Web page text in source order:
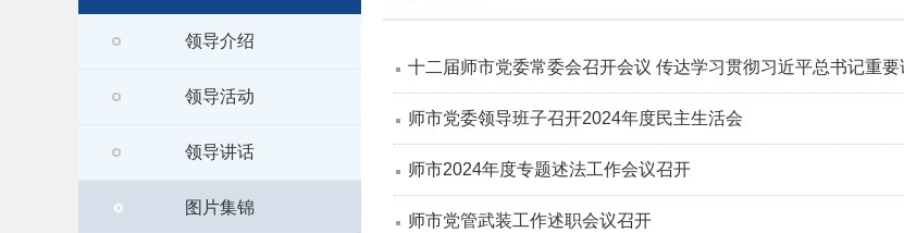
领导介绍
领导活动
领导讲话
图片集锦
十二届师市党委常委会召开会议 传达学习贯彻习近平总书记重
师市党委领导班子召开2024年度民主生活会
师市2024年度专题述法工作会议召开
师市党管武装工作述职会议召开